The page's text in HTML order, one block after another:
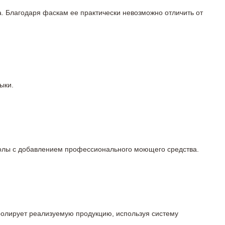
фаскам ее практически невозможно отличить от
с добавлением профессионального моющего средства.
реализуемую продукцию, используя систему